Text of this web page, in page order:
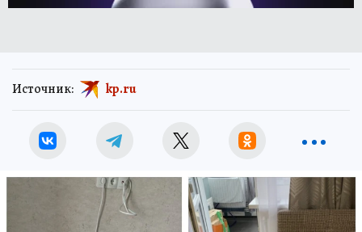
Источник: kp.ru